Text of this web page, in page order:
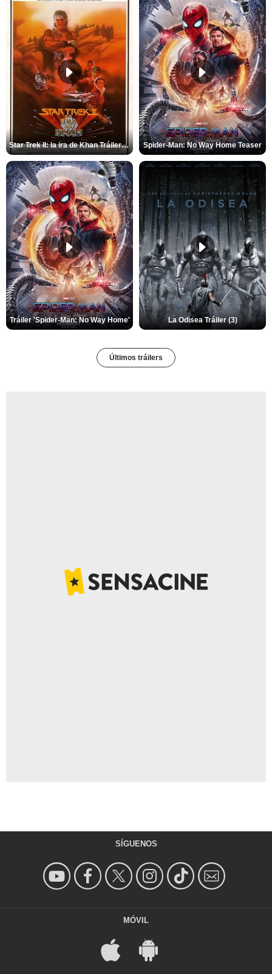
Star Trek II: la ira de Khan Tráiler VO Spider-Man: No Way Home Teaser
Tráiler 'Spider-Man: No Way Home' La Odisea Tráiler (3)
Últimos tráilers
SÍGUENOS
MÓVIL